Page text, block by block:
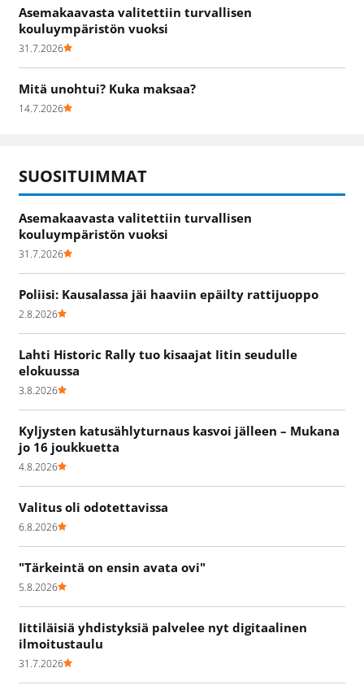
Asemakaavasta valitettiin turvallisen
kouluympäristön vuoksi
31.7.2026
Mitä unohtui? Kuka maksaa?
14.7.2026
SUOSITUIMMAT
Asemakaavasta valitettiin turvallisen
kouluympäristön vuoksi
31.7.2026
Poliisi: Kausalassa jäi haaviin epäilty rattijuoppo
2.8.2026
Lahti Historic Rally tuo kisaajat Iitin seudulle
elokuussa
3.8.2026
Kyljysten katusählyturnaus kasvoi jälleen – Mukana
jo 16 joukkuetta
4.8.2026
Valitus oli odotettavissa
6.8.2026
"Tärkeintä on ensin avata ovi"
5.8.2026
Iittiläisiä yhdistyksiä palvelee nyt digitaalinen
ilmoitustaulu
31.7.2026